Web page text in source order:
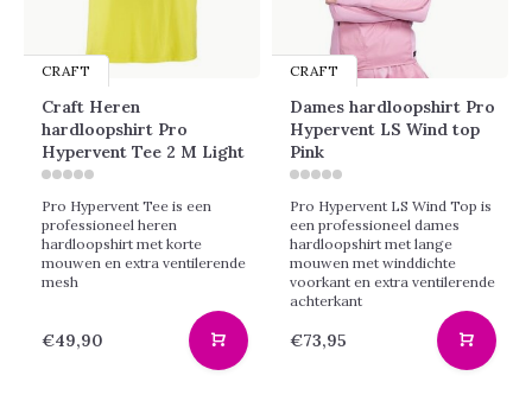
CRAFT
Craft Heren
hardloopshirt Pro
Hypervent Tee 2 M Light
Pro Hypervent Tee is een
professioneel heren
hardloopshirt met korte
mouwen en extra ventilerende
mesh
€49,90
CRAFT
Dames hardloopshirt Pro
Hypervent LS Wind top
Pink
Pro Hypervent LS Wind Top is
een professioneel dames
hardloopshirt met lange
mouwen met winddichte
voorkant en extra ventilerende
achterkant
€73,95